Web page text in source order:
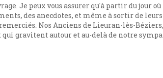
Je peux vous assurer qu'à partir du jour
des anecdotes, et même à sortir de
Nos Anciens de Lieuran-lès-
gravitent autour et au-delà de notre